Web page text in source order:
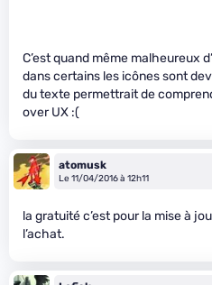
C’est quand même malheureux
dans certains les icônes sont
du texte permettrait de
over UX :(
atomusk
Le 11/04/2016 à 12h11
la gratuité c’est pour la mise à
l’achat.